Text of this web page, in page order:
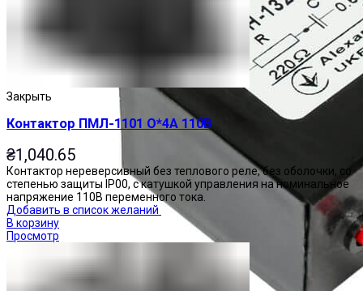
Закрыть
Контактор ПМЛ-1101 О*4А 110В
₴1,040.65
Контактор нереверсивный без теплового реле, без оболочки, со
степенью защиты IP00, с катушкой управления на номинальное
напряжение 110В переменного тока.
Добавить в список желаний
В корзину
Просмотр